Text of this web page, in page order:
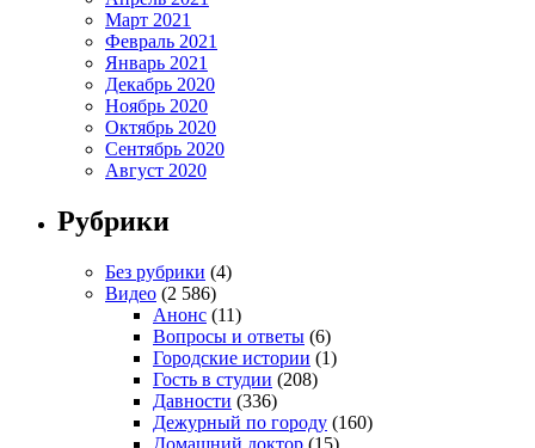
Март 2021
Февраль 2021
Январь 2021
Декабрь 2020
Ноябрь 2020
Октябрь 2020
Сентябрь 2020
Август 2020
Рубрики
Без рубрики (4)
Видео (2 586)
Анонс (11)
Вопросы и ответы (6)
Городские истории (1)
Гость в студии (208)
Давности (336)
Дежурный по городу (160)
Домашний доктор (15)